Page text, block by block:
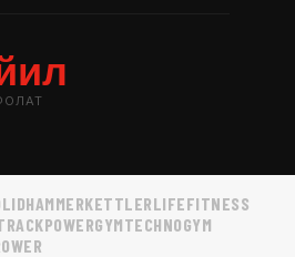
HAMMERKETTLERLIFEFITNESS
POWERGYMTECHNOGYM